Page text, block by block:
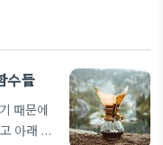
12/20/til-
가를
딩 함수
def
수들
때문에
아래 페